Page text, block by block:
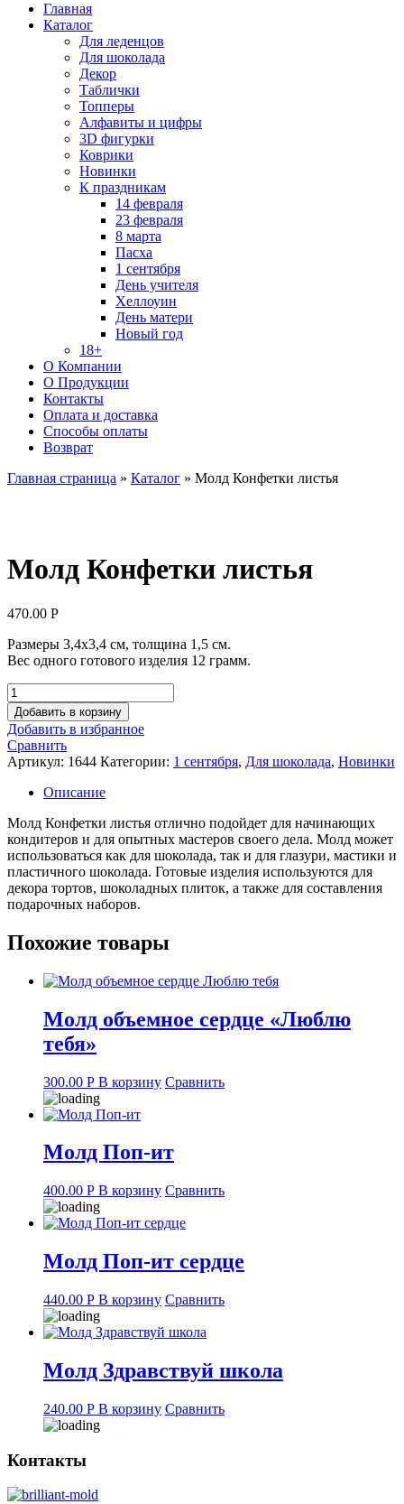
Главная
Каталог
Для леденцов
Для шоколада
Декор
Таблички
Топперы
Алфавиты и цифры
3D фигурки
Коврики
Новинки
К праздникам
14 февраля
23 февраля
8 марта
Пасха
1 сентября
День учителя
Хеллоуин
День матери
Новый год
18+
О Компании
О Продукции
Контакты
Оплата и доставка
Способы оплаты
Возврат
Главная страница » Каталог » Молд Конфетки листья
Молд Конфетки листья
470.00 Р
Размеры 3,4х3,4 см, толщина 1,5 см.
Вес одного готового изделия 12 грамм.
Количество
товара
Молд
Конфетки
листья
Добавить в корзину
Добавить в избранное
Сравнить
Артикул: 1644 Категории: 1 сентября, Для шоколада, Новинки
Описание
Молд Конфетки листья отлично подойдет для начинающих
кондитеров и для опытных мастеров своего дела. Молд может
использоваться как для шоколада, так и для глазури, мастики и
пластичного шоколада. Готовые изделия используются для
декора тортов, шоколадных плиток, а также для составления
подарочных наборов.
Похожие товары
Молд объемное сердце «Люблю
тебя»
300.00 Р В корзину Сравнить
Молд Поп-ит
400.00 Р В корзину Сравнить
Молд Поп-ит сердце
440.00 Р В корзину Сравнить
Молд Здравствуй школа
240.00 Р В корзину Сравнить
Контакты